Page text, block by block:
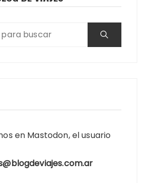
en Mastodon, el usuario